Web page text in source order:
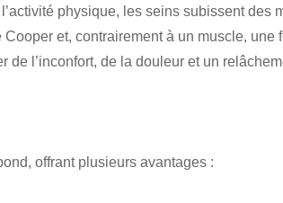
physique, les seins subissent des
et, contrairement à un muscle, une
l’inconfort, de la douleur et un
offrant plusieurs avantages :